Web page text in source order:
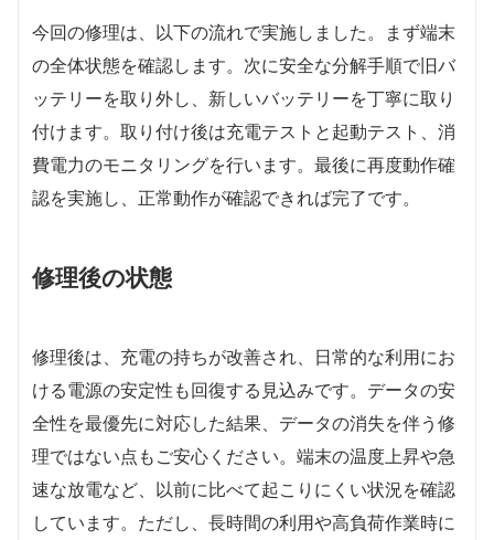
今回の修理は、以下の流れで実施しました。まず端末
の全体状態を確認します。次に安全な分解手順で旧バ
ッテリーを取り外し、新しいバッテリーを丁寧に取り
付けます。取り付け後は充電テストと起動テスト、消
費電力のモニタリングを行います。最後に再度動作確
認を実施し、正常動作が確認できれば完了です。
修理後の状態
修理後は、充電の持ちが改善され、日常的な利用にお
ける電源の安定性も回復する見込みです。データの安
全性を最優先に対応した結果、データの消失を伴う修
理ではない点もご安心ください。端末の温度上昇や急
速な放電など、以前に比べて起こりにくい状況を確認
しています。ただし、長時間の利用や高負荷作業時に